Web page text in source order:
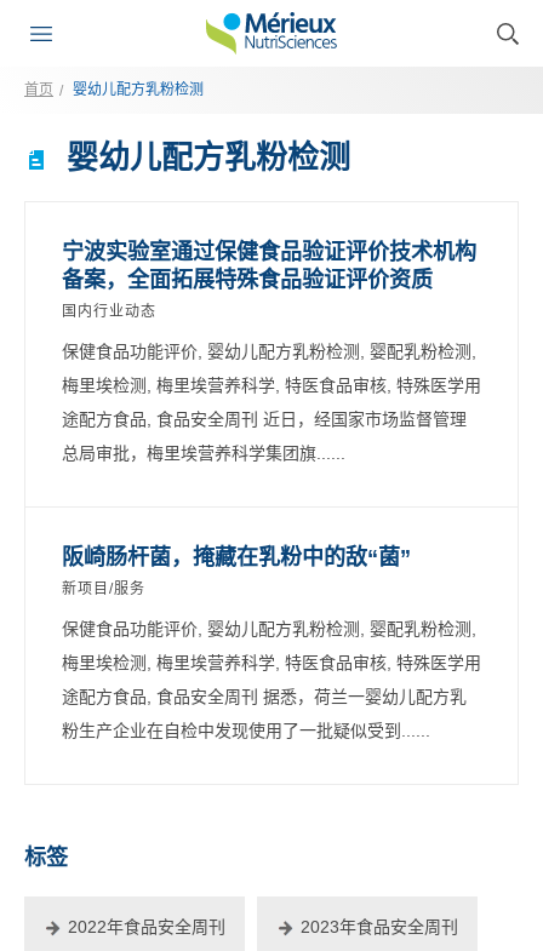
首页 婴幼儿配方乳粉检测
婴幼儿配方乳粉检测
宁波实验室通过保健食品验证评价技术机构
备案，全面拓展特殊食品验证评价资质
国内行业动态
保健食品功能评价, 婴幼儿配方乳粉检测, 婴配乳粉检测,
梅里埃检测, 梅里埃营养科学, 特医食品审核, 特殊医学用
途配方食品, 食品安全周刊 近日，经国家市场监督管理
总局审批，梅里埃营养科学集团旗......
阪崎肠杆菌，掩藏在乳粉中的敌“菌”
新项目/服务
保健食品功能评价, 婴幼儿配方乳粉检测, 婴配乳粉检测,
梅里埃检测, 梅里埃营养科学, 特医食品审核, 特殊医学用
途配方食品, 食品安全周刊 据悉，荷兰一婴幼儿配方乳
粉生产企业在自检中发现使用了一批疑似受到......
标签
2022年食品安全周刊 2023年食品安全周刊